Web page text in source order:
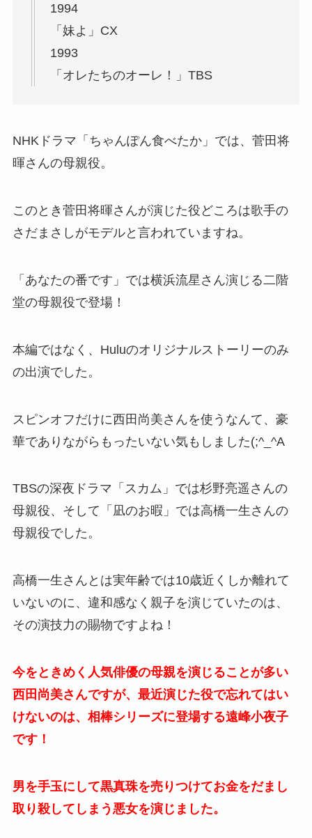
1994
「妹よ」CX
1993
「オレたちのオーレ！」TBS
NHKドラマ「ちゃんぽん食べたか」では、菅田将
暉さんの母親役。
このとき菅田将暉さんが演じた役どころは歌手の
さだまさしがモデルと言われていますね。
「あなたの番です」では横浜流星さん演じる二階
堂の母親役で登場！
本編ではなく、Huluのオリジナルストーリーのみ
の出演でした。
スピンオフだけに西田尚美さんを使うなんて、豪
華でありながらもったいない気もしました(;^_^A
TBSの深夜ドラマ「スカム」では杉野亮遥さんの
母親役、そして「凪のお暇」では高橋一生さんの
母親役でした。
高橋一生さんとは実年齢では10歳近くしか離れて
いないのに、違和感なく親子を演じていたのは、
その演技力の賜物ですよね！
今をときめく人気俳優の母親を演じることが多い
西田尚美さんですが、最近演じた役で忘れてはい
けないのは、相棒シリーズに登場する遠峰小夜子
です！
男を手玉にして黒真珠を売りつけてお金をだまし
取り殺してしまう悪女を演じました。